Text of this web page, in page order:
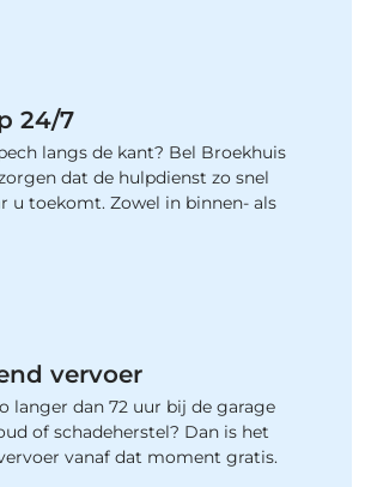
24/7
langs de kant? Bel Broekhuis
dat de hulpdienst zo snel
u toekomt. Zowel in binnen- als
vervoer
langer dan 72 uur bij de garage
of schadeherstel? Dan is het
vanaf dat moment gratis.